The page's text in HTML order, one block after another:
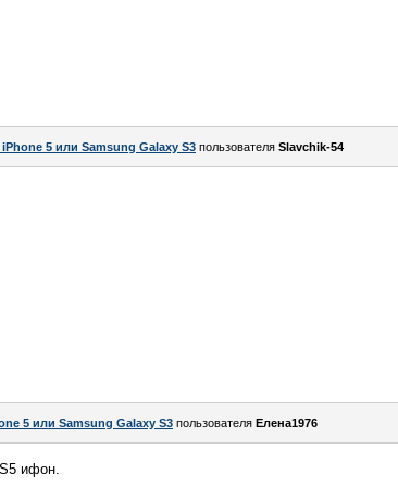
iPhone 5 или Samsung Galaxy S3 пользователя Slavchik-54
5 или Samsung Galaxy S3 пользователя Елена1976
ифон.